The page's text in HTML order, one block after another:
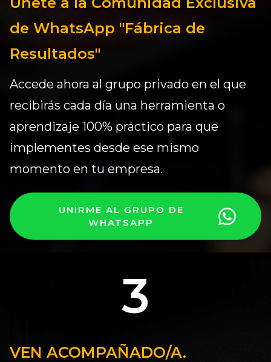
de WhatsApp "Fábrica de
Resultados"
Accede ahora al grupo privado en el que
recibirás cada día una herramienta o
aprendizaje 100% práctico para que
implementes desde ese mismo
momento en tu empresa.
UNIRME AL GRUPO DE
WHATSAPP
3
VEN ACOMPAÑADO/A.